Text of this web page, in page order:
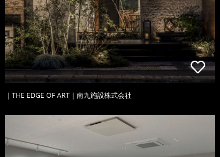
｜THE EDGE OF ART｜南九施設株式会社